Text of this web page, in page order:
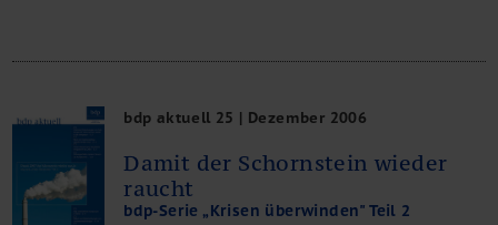
bdp aktuell 25 | Dezember 2006
Damit der Schornstein wieder
raucht
bdp-Serie „Krisen überwinden" Teil 2